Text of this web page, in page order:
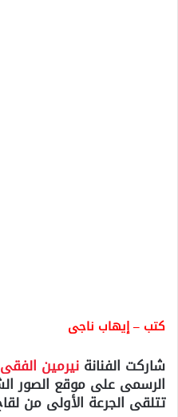
كتب – إيهاب ناجى
شاركت الفنانة نيرمين الفقى
الرسمى على موقع الصور
تتلقى الجرعة الأولى من